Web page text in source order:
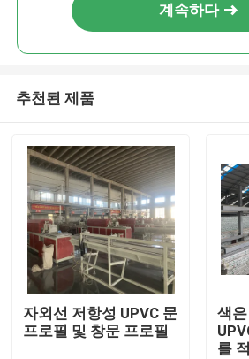
계속하다
추천된 제품
자외선 저항성 UPVC 문
프로필 및 창문 프로필
색
를